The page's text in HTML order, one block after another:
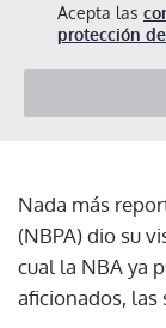
Acepta las
protección
Nada más
(NBPA) dio su
cual la NBA ya
aficionados, las